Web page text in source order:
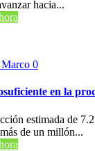
hacia...
Marco 0
en la
estimada de
de un millón...